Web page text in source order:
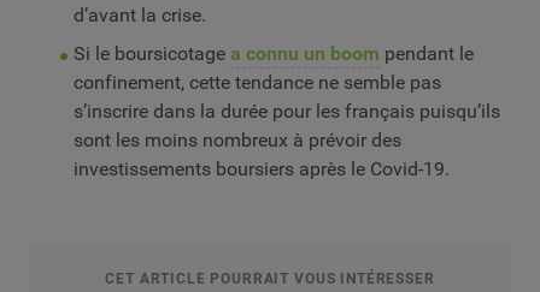
d’avant la crise.
Si le boursicotage a connu un boom pendant le
confinement, cette tendance ne semble pas
s’inscrire dans la durée pour les français puisqu’ils
sont les moins nombreux à prévoir des
investissements boursiers après le Covid-19.
CET ARTICLE POURRAIT VOUS INTÉRESSER